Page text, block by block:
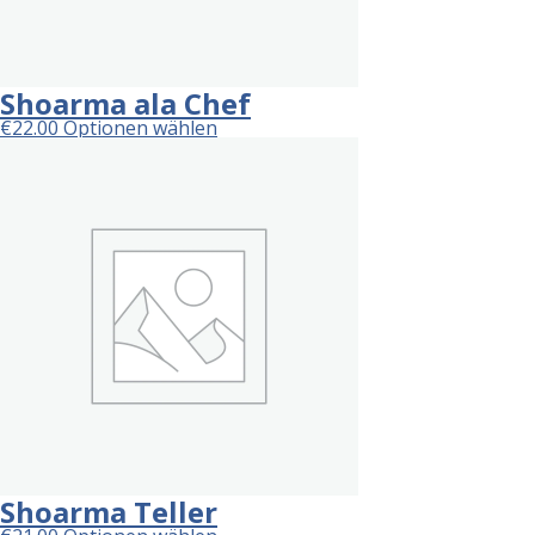
Shoarma ala Chef
€22.00Optionen wählen
Shoarma Teller